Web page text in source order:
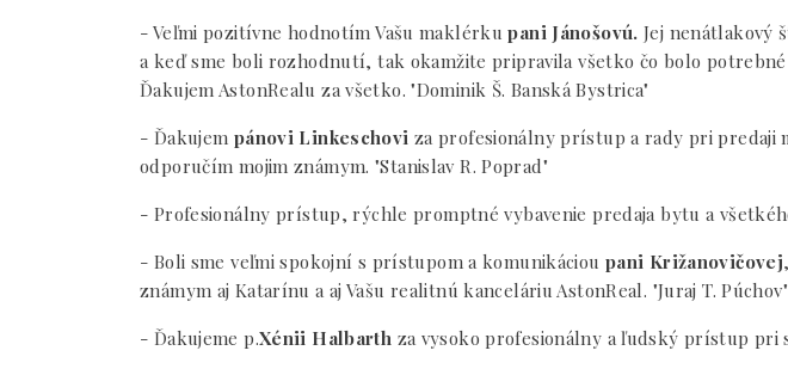
- Veľmi pozitívne hodnotím Vašu maklérku pani Jánošovú. Jej nenátlakový
a keď sme boli rozhodnutí, tak okamžite pripravila všetko čo bolo
Ďakujem AstonRealu za všetko. "Dominik Š. Banská Bystrica"
- Ďakujem pánovi Linkeschovi za profesionálny prístup a rady pri predaji
odporučím mojim známym. "Stanislav R. Poprad"
- Profesionálny prístup, rýchle promptné vybavenie predaja bytu a
- Boli sme veľmi spokojní s prístupom a komunikáciou pani Križanovičovej
známym aj Katarínu a aj Vašu realitnú kanceláriu AstonReal. "Juraj T. Púchov"
- Ďakujeme p.Xénii Halbarth za vysoko profesionálny a ľudský prístup pri